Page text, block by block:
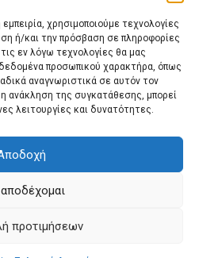
χρησιμοποιούμε τεχνολογίες
ή/και την πρόσβαση σε πληροφορίες
εν λόγω τεχνολογίες θα μας
προσωπικού χαρακτήρα, όπως
αναγνωριστικά σε αυτόν τον
ανάκληση της συγκατάθεσης, μπορεί
λειτουργίες και δυνατότητες.
προτιμήσεων
ΕΠΙΚΟΙΝΩΝΙΑ
ΟΡΟΙ ΧΡΗΣΗΣ